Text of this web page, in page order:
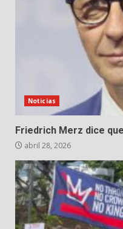
Noticias
Friedrich Merz dice
abril 28, 2026